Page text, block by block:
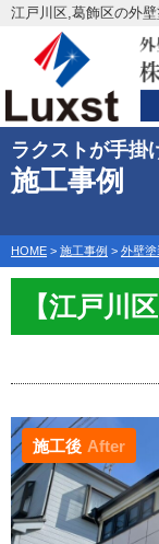
江戸川区,葛飾区の外
ラクストが手掛
施工事例
HOME > 施工事例 > 外壁塗
【江戸川
施工後 After